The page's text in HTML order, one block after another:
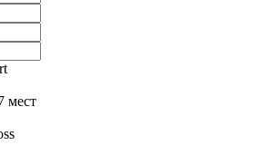
мест